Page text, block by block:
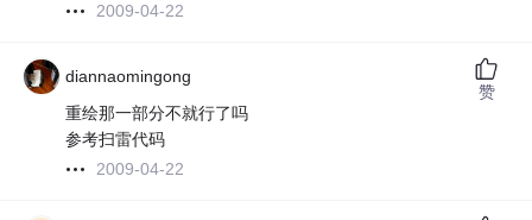
2009-04-22
diannaomingong
重绘那一部分不就行了吗
参考扫雷代码
2009-04-22
赞